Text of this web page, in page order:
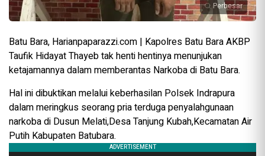
Perbesar
Batu Bara, Harianpaparazzi.com | Kapolres Batu Bara AKBP
Taufik Hidayat Thayeb tak henti hentinya menunjukan
ketajamannya dalam memberantas Narkoba di Batu Bara.
Hal ini dibuktikan melalui keberhasilan Polsek Indrapura
dalam meringkus seorang pria terduga penyalahgunaan
narkoba di Dusun Melati,Desa Tanjung Kubah,Kecamatan Air
Putih Kabupaten Batubara.